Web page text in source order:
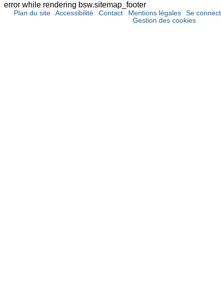
error while rendering bsw.sitemap_footer
Plan du site Accessibilité Contact Mentions légales
Se
Gestion des cookies